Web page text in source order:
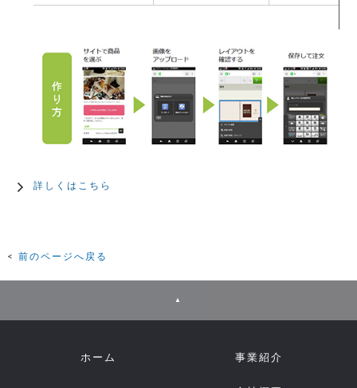
詳しくはこちら
前のページへ戻る
▲
ホーム 事業紹介